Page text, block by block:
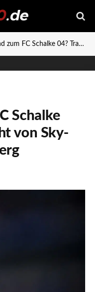
04? Transfergerücht von Sky-Reporter Plettenberg
Schalke
von Sky-